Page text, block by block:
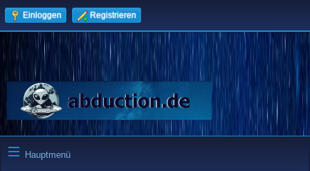
Einloggen Registrieren
Hauptmenü